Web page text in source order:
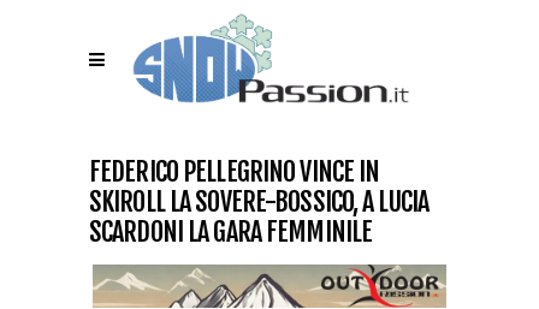
FEDERICO PELLEGRINO VINCE IN
SKIROLL LA SOVERE-BOSSICO, A LUCIA
SCARDONI LA GARA FEMMINILE